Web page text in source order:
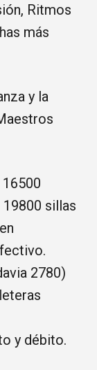
Ritmos
más
y la
sillas
2780)
y débito.